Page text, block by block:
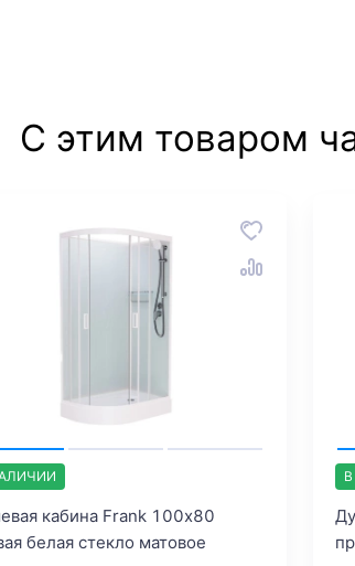
С этим товаром
кабина Frank 100х80
белая стекло матовое